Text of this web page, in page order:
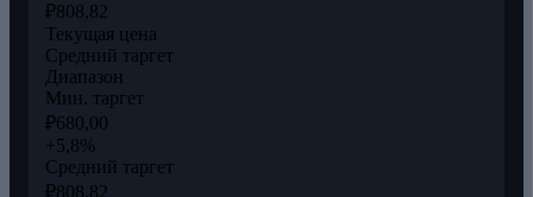
₽808,82
Текущая цена
Средний таргет
Диапазон
Мин. таргет
₽680,00
+5,8%
Средний таргет
₽808,82